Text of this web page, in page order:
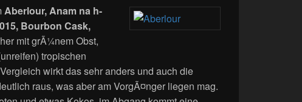
Aberlour, Anam na h-
Bourbon Cask,
mit grÃ¼nem Obst,
tropischen
wirkt das sehr anders und auch die
raus, was aber am VorgÃ¤nger liegen mag.